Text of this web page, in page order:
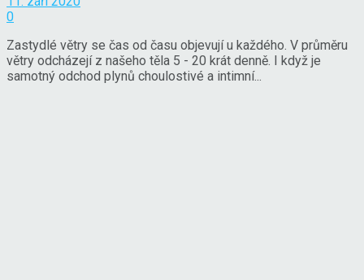
0
Zastydlé větry se čas od času objevují u každého. V průměru
větry odcházejí z našeho těla 5 - 20 krát denně. I když je
samotný odchod plynů choulostivé a intimní...